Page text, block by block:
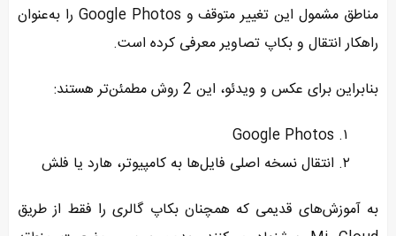
مناطق مشمول این تغییر متوقف و Google Photos را به‌عنوان
راهکار انتقال و بکاپ تصاویر معرفی کرده است.
بنابراین برای عکس و ویدئو، این 2 روش مطمئن‌تر هستند:
Google Photos
انتقال نسخه اصلی فایل‌ها به کامپیوتر، هارد یا فلش
به آموزش‌های قدیمی که همچنان بکاپ گالری را فقط از طریق